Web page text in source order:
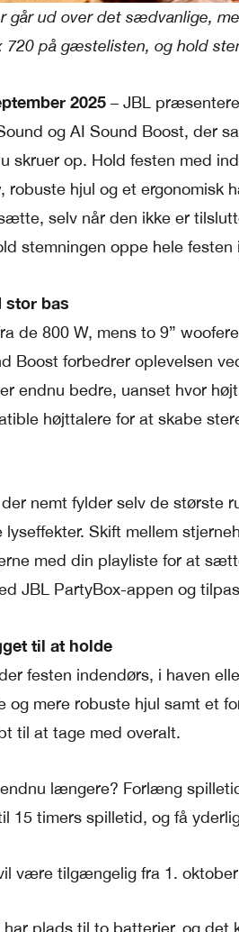
går ud over det sædvanlige,
på gæstelisten, og hold
2025 – JBL
og AI Sound Boost, der
skruer op. Hold festen med
robuste hjul og et ergonomisk
selv når den ikke er
stemningen oppe hele festen
stor bas
de 800 W, mens to 9”
Boost forbedrer oplevelsen
endnu bedre, uanset hvor
højttalere for at skabe
nemt fylder selv de største
lyseffekter. Skift mellem
med din playliste for at
JBL PartyBox-appen og
til at holde
festen indendørs, i haven
og mere robuste hjul samt et
til at tage med overalt.
længere? Forlæng
15 timers spilletid, og få
være tilgængelig fra 1.